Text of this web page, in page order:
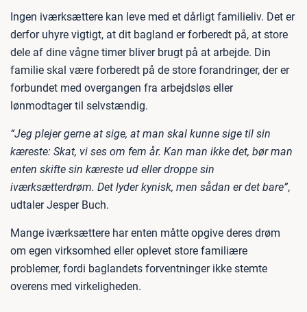
Ingen iværksættere kan leve med et dårligt familieliv. Det er
derfor uhyre vigtigt, at dit bagland er forberedt på, at store
dele af dine vågne timer bliver brugt på at arbejde. Din
familie skal være forberedt på de store forandringer, der er
forbundet med overgangen fra arbejdsløs eller
lønmodtager til selvstændig.
“Jeg plejer gerne at sige, at man skal kunne sige til sin
kæreste: Skat, vi ses om fem år. Kan man ikke det, bør man
enten skifte sin kæreste ud eller droppe sin
iværksætterdrøm. Det lyder kynisk, men sådan er det bare”,
udtaler Jesper Buch.
Mange iværksættere har enten måtte opgive deres drøm
om egen virksomhed eller oplevet store familiære
problemer, fordi baglandets forventninger ikke stemte
overens med virkeligheden.